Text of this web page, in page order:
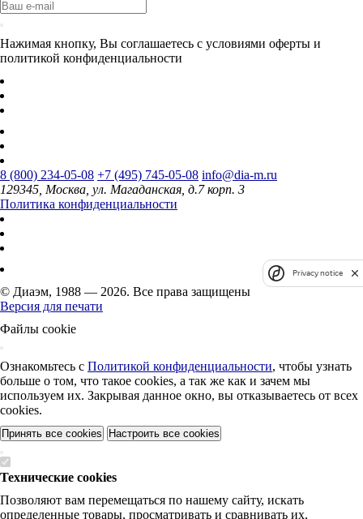
Нажимая кнопку, Вы соглашаетесь с условиями оферты и
политикой конфиденциальности
8 (800) 234-05-08 +7 (495) 745-05-08 info@dia-m.ru
129345, Москва, ул. Магаданская, д.7 корп. 3
Политика конфиденциальности
© Диаэм, 1988 — 2026. Все права защищены
Версия для печати
Файлы cookie
Ознакомьтесь с Политикой конфиденциальности, чтобы узнать
больше о том, что такое cookies, а так же как и зачем мы
используем их. Закрывая данное окно, вы отказываетесь от всех
cookies.
Принять все cookies Настроить все cookies
Технические cookies
Позволяют вам перемещаться по нашему сайту, искать
определенные товары, просматривать и сравнивать их,
Privacy notice